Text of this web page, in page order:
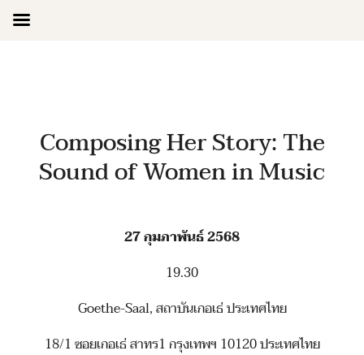
Composing Her Story: The
Sound of Women in Music
27 กุมภาพันธ์ 2568
19.30
Goethe-Saal, สถาบันเกอเธ่ ประเทศไทย
18/1 ซอยเกอเธ่ สาทร1 กรุงเทพฯ 10120 ประเทศไทย